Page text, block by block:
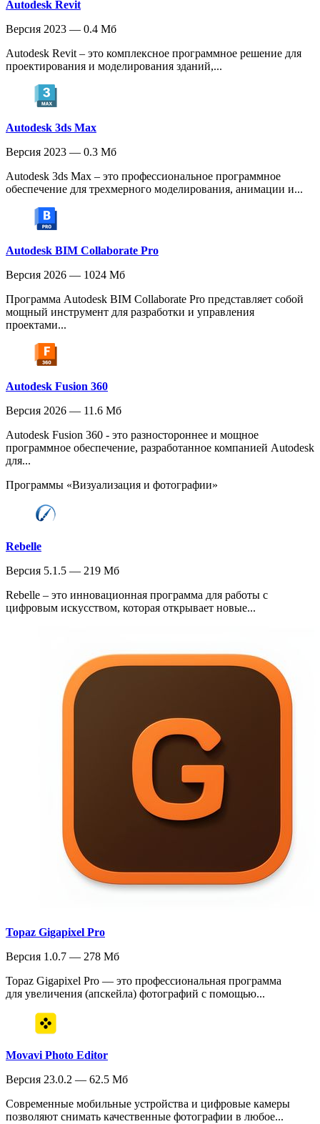
Autodesk Revit
Версия 2023 — 0.4 Мб
Autodesk Revit – это комплексное программное решение для
проектирования и моделирования зданий,...
Autodesk 3ds Max
Версия 2023 — 0.3 Мб
Autodesk 3ds Max – это профессиональное программное
обеспечение для трехмерного моделирования, анимации и...
Autodesk BIM Collaborate Pro
Версия 2026 — 1024 Мб
Программа Autodesk BIM Collaborate Pro представляет собой
мощный инструмент для разработки и управления
проектами...
Autodesk Fusion 360
Версия 2026 — 11.6 Мб
Autodesk Fusion 360 - это разностороннее и мощное
программное обеспечение, разработанное компанией Autodesk
для...
Программы «Визуализация и фотографии»
Rebelle
Версия 5.1.5 — 219 Мб
Rebelle – это инновационная программа для работы с
цифровым искусством, которая открывает новые...
Topaz Gigapixel Pro
Версия 1.0.7 — 278 Мб
Topaz Gigapixel Pro — это профессиональная программа
для увеличения (апскейла) фотографий с помощью...
Movavi Photo Editor
Версия 23.0.2 — 62.5 Мб
Современные мобильные устройства и цифровые камеры
позволяют снимать качественные фотографии в любое...